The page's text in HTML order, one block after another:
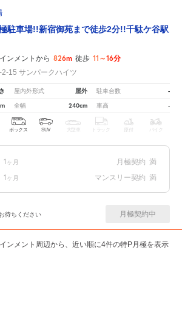
駐車場!!新宿御苑まで徒歩2分!!千駄ケ谷駅
ンメントから 826m 徒歩 11～16分
15 サンパークハイツ
屋内外形式 屋外 駐車台数 -
全幅 240cm 車高 -
ボックス SUV 大型車 トラック 原付 バイク
1 ヶ月 月極契約 満
1 ヶ月 マンスリー契約 満
待ちください 月極契約中
ンメント周辺から、近い順に4件の特P月極を表示